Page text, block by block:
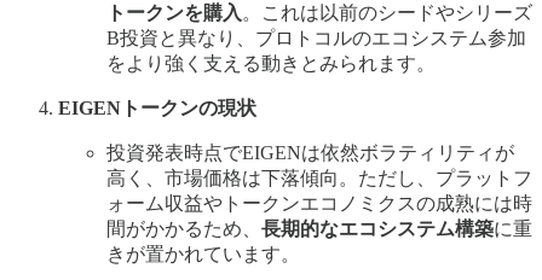
トークンを購入 。これは以前のシードやシリーズ
B投資と異なり、プロトコルのエコシステム参加
をより強く支える動きとみられます。
EIGENトークンの現状
投資発表時点でEIGENは依然ボラティリティが
高く、市場価格は下落傾向。ただし、プラットフ
ォーム収益やトークンエコノミクスの成熟には時
間がかかるため、 長期的なエコシステム構築に重
きが置かれています。